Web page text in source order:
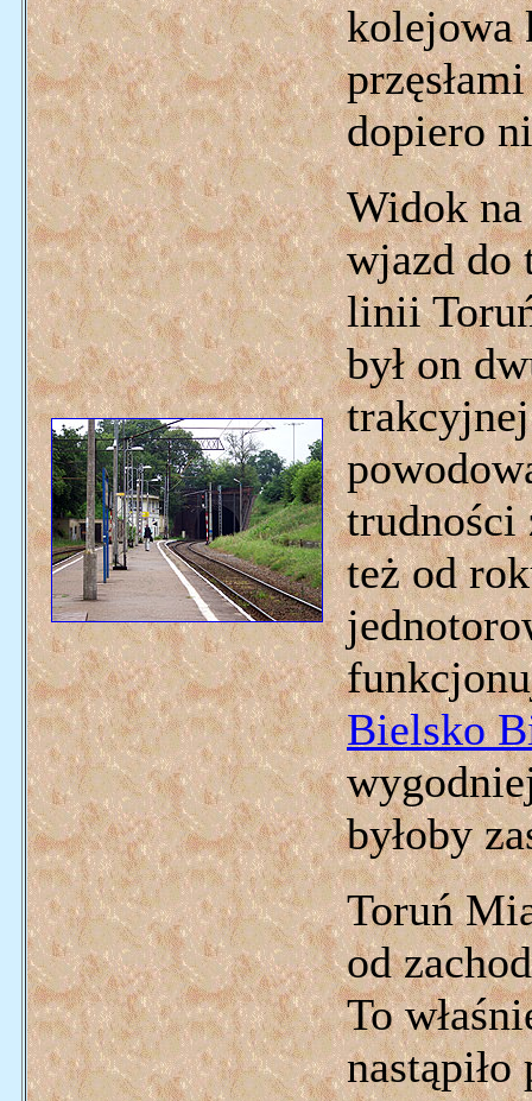
kolejowa
dopiero
Widok
wjazd do
linii
był on
trudności
też od
Bielsko
byłoby
Toruń
od
To